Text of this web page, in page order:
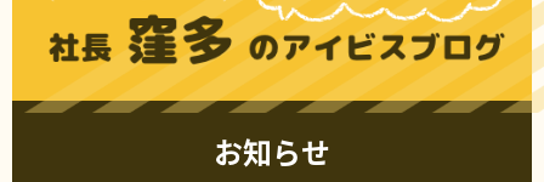
お知らせ